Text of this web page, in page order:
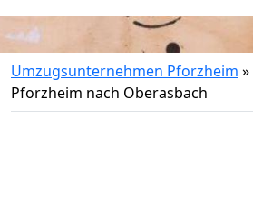
Umzugsunternehmen Pforzheim »
Pforzheim nach Oberasbach